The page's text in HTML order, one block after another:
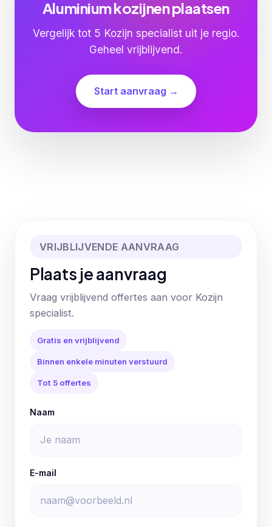
Aluminium kozijnen plaatsen
Vergelijk tot 5 Kozijn specialist uit je regio.
Geheel vrijblijvend.
Start aanvraag →
VRIJBLIJVENDE AANVRAAG
Plaats je aanvraag
Vraag vrijblijvend offertes aan voor Kozijn
specialist.
Gratis en vrijblijvend
Binnen enkele minuten verstuurd
Tot 5 offertes
Naam
E-mail